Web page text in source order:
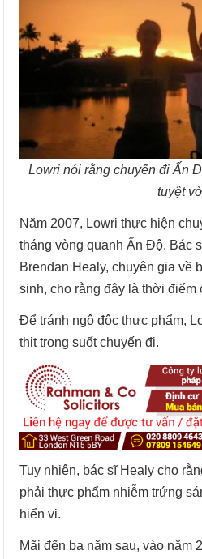
Lowri nói rằng chuyến đi Ấn
tuyệt
Năm 2007, Lowri thực hiện
tháng vòng quanh Ấn Độ. Bác
Brendan Healy, chuyên gia về
sinh, cho rằng đây là thời điểm
Để tránh ngộ độc thực phẩm,
thịt trong suốt chuyến đi.
Tuy nhiên, bác sĩ Healy cho
phải thực phẩm nhiễm trứng
hiển vi.
Mãi đến ba năm sau, vào năm